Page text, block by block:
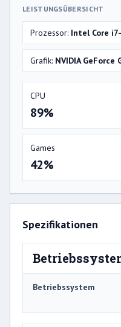
LEISTUNGSÜBERSICHT
Prozessor: Intel Core
Grafik: NVIDIA GeForce
CPU
89%
Games
42%
Spezifikationen
Betriebssystem